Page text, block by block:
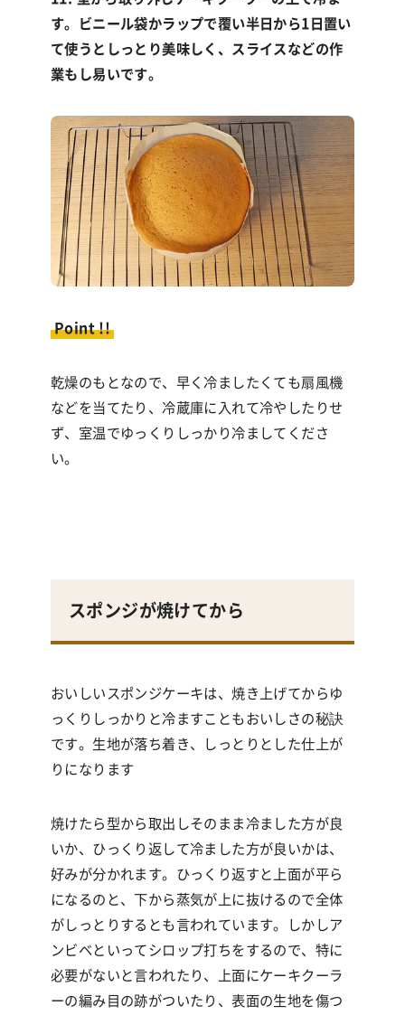
す。ビニール袋かラップで覆い半日から1日置い
て使うとしっとり美味しく、スライスなどの作
業もし易いです。
Point !!
乾燥のもとなので、早く冷ましたくても扇風機
などを当てたり、冷蔵庫に入れて冷やしたりせ
ず、室温でゆっくりしっかり冷ましてくださ
い。
スポンジが焼けてから
おいしいスポンジケーキは、焼き上げてからゆ
っくりしっかりと冷ますこともおいしさの秘訣
です。生地が落ち着き、しっとりとした仕上が
りになります
焼けたら型から取出しそのまま冷ました方が良
いか、ひっくり返して冷ました方が良いかは、
好みが分かれます。ひっくり返すと上面が平ら
になるのと、下から蒸気が上に抜けるので全体
がしっとりするとも言われています。しかしア
ンビベといってシロップ打ちをするので、特に
必要がないと言われたり、上面にケーキクーラ
ーの編み目の跡がついたり、表面の生地を傷つ